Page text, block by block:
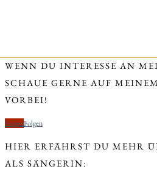
WENN DU INTERESSE AN
SCHAUE GERNE AUF
VORBEI!
FolgenFolgen
HIER ERFÄHRST DU MEHR
ALS SÄNGERIN: